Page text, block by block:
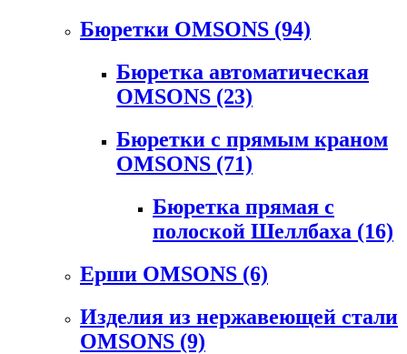
Бюретки OMSONS (94)
Бюретка автоматическая
OMSONS (23)
Бюретки с прямым краном
OMSONS (71)
Бюретка прямая с
полоской Шеллбаха (16)
Ерши OMSONS (6)
Изделия из нержавеющей стали
OMSONS (9)